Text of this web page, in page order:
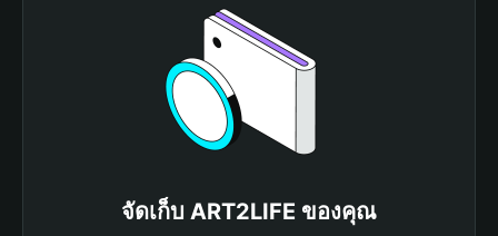
จัดเก็บ ART2LIFE ของคุณ